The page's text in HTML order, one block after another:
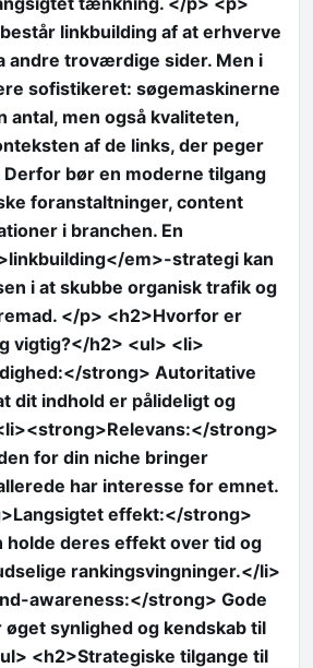
linkbuilding af at erhverve
andre troværdige sider. Men i
sofistikeret: søgemaskinerne
antal, men også kvaliteten,
af de links, der peger
bør en moderne tilgang
foranstaltninger, content
i branchen. En
em>-strategi kan
i at skubbe organisk trafik og
</p> <h2>Hvorfor er
vigtig?</h2> <ul> <li>
strong> Autoritative
dit indhold er pålideligt og
strong>
for din niche bringer
har interesse for emnet.
effekt:</strong>
holde deres effekt over tid og
rankingsvingninger.</li>
awareness:</strong> Gode
synlighed og kendskab til
<h2>Strategiske tilgange til